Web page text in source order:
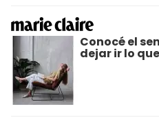
Conocé el
dejar ir lo